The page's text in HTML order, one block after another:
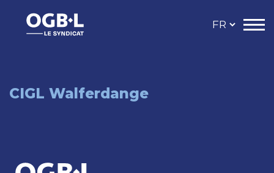
CIGL Walferdange